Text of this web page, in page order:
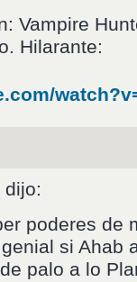
Vampire
Hilarante:
dijo:
poderes de
si Ahab
palo a lo